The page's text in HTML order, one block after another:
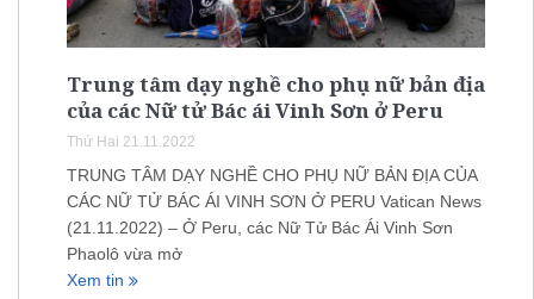
Trung tâm dạy nghề cho phụ nữ bản địa
của các Nữ tử Bác ái Vinh Sơn ở Peru
Thứ Hai 21.11.2022
TRUNG TÂM DẠY NGHỀ CHO PHỤ NỮ BẢN ĐỊA CỦA
CÁC NỮ TỬ BÁC ÁI VINH SƠN Ở PERU Vatican News
(21.11.2022) – Ở Peru, các Nữ Tử Bác Ái Vinh Sơn
Phaolô vừa mở
Xem tin